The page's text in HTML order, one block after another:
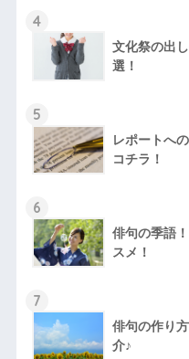
4
文化祭の出
選！
5
レポートへ
コチラ！
6
俳句の季語
スメ！
7
俳句の作り
介♪